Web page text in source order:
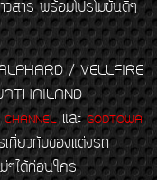
วสาร พร้อมโปรโมชั่นดีๆ
/ VELLFIRE
CHANNELและGODTOWA
กี่ยวกับของแต่งรถ
ๆได้ก่อนใคร